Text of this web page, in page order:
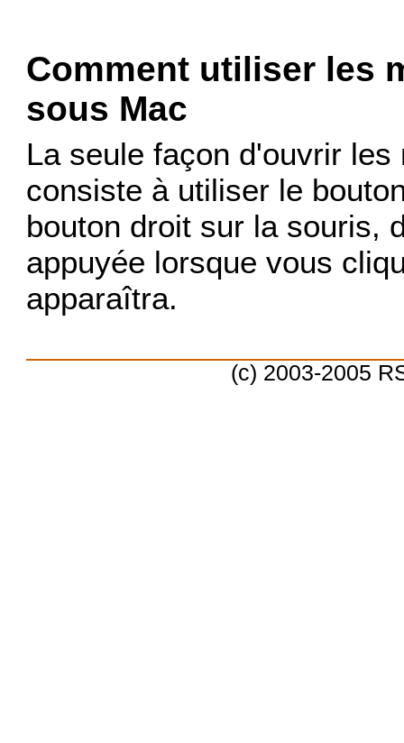
Comment utiliser les
sous Mac
La seule façon d'ouvrir
consiste à utiliser le
bouton droit sur la souris,
appuyée lorsque vous
apparaîtra.
(c) 2003-2005